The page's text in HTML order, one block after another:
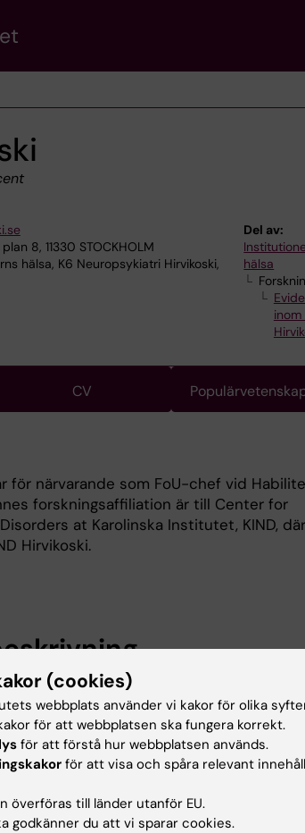
8, 11330 STOCKHOLM
hälsa, K6 Neuropsykiatri Hirvikoski,
Del av:
hälsa
CV
för närvarande som FoU-chef vid
forskningsaffiliation är till Center for
at Karolinska Institutet, KIND,
Hirvikoski.
vid KIND på Karolinska Institutet
för bättre liv med autism, adhd och
funktionsnedsättningar. Vi bedriver både
ofta i samarbete med
(cookies)
webbplats använder vi kakor för olika
för att webbplatsen ska fungera korrekt.
för att förstå hur webbplatsen används.
för att visa och spåra relevant
överföras till länder utanför EU.
godkänner du att vi sparar cookies.